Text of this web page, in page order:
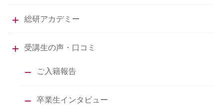
総研アカデミー
受講生の声・口コミ
ご入籍報告
卒業生インタビュー